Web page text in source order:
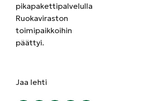
pikapakettipalvelulla
Ruokaviraston
toimipaikkoihin
päättyi.
Jaa lehti